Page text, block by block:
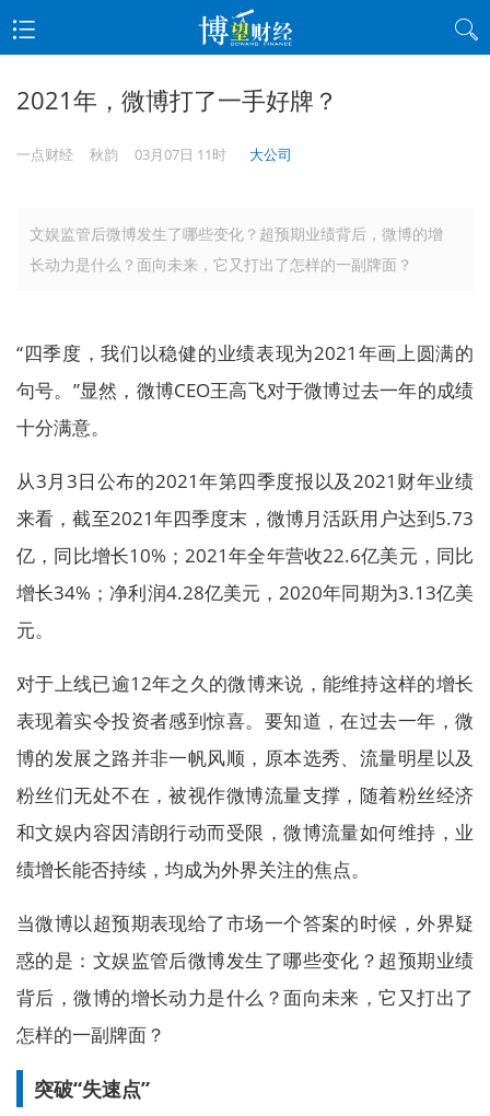
2021年，微博打了一手好牌？
一点财经 秋韵 03月07日 11时 大公司
文娱监管后微博发生了哪些变化？超预期业绩背后，微博的增
长动力是什么？面向未来，它又打出了怎样的一副牌面？
“四季度，我们以稳健的业绩表现为2021年画上圆满的
句号。”显然，微博CEO王高飞对于微博过去一年的成绩
十分满意。
从3月3日公布的2021年第四季度报以及2021财年业绩
来看，截至2021年四季度末，微博月活跃用户达到5.73
亿，同比增长10%；2021年全年营收22.6亿美元，同比
增长34%；净利润4.28亿美元，2020年同期为3.13亿美
元。
对于上线已逾12年之久的微博来说，能维持这样的增长
表现着实令投资者感到惊喜。要知道，在过去一年，微
博的发展之路并非一帆风顺，原本选秀、流量明星以及
粉丝们无处不在，被视作微博流量支撑，随着粉丝经济
和文娱内容因清朗行动而受限，微博流量如何维持，业
绩增长能否持续，均成为外界关注的焦点。
当微博以超预期表现给了市场一个答案的时候，外界疑
惑的是：文娱监管后微博发生了哪些变化？超预期业绩
背后，微博的增长动力是什么？面向未来，它又打出了
怎样的一副牌面？
突破“失速点”